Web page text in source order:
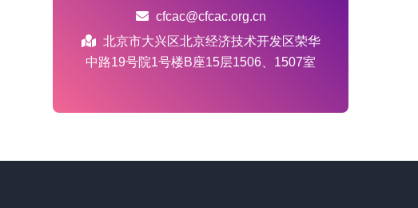
cfcac@cfcac.org.cn
北京市大兴区北京经济技术开发区荣华
中路19号院1号楼B座15层1506、1507室